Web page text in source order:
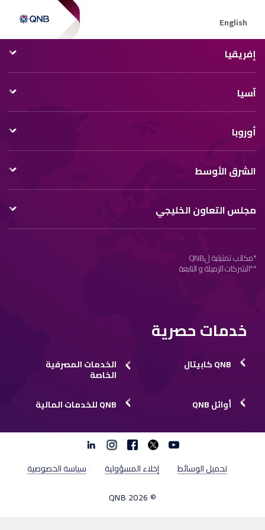
English
شبكة QNB الدولية
إفريقيا
آسيا
أوروبا
الشرق الأوسط
مجلس التعاون الخليجي
*مكاتب تمثيلية لQNB
**الشركات الزميلة و التابعة
خدمات حصرية
كابيتال QNB الخدمات المصرفية
الخاصة
QNB أوائل
للخدمات المالية QNB
LinkedinInstagramfacebooktwitteryoutube
سياسة الخصوصية
إخلاء المسؤولية
تحميل الوسائط
© 2026 QNB